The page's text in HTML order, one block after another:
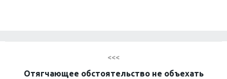
<<<
Отягчающее обстоятельство не объехать